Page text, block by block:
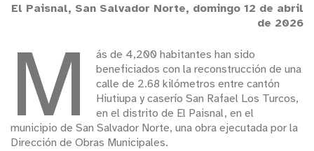
El Paisnal, San Salvador Norte, domingo 12 de abril
de 2026
M
ás de 4,200 habitantes han sido
beneficiados con la reconstrucción de una
calle de 2.68 kilómetros entre cantón
Hiutiupa y caserío San Rafael Los Turcos,
en el distrito de El Paisnal, en el
municipio de San Salvador Norte, una obra ejecutada por la
Dirección de Obras Municipales.